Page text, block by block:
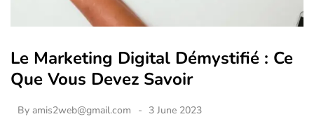
Le Marketing Digital Démystifié : Ce
Que Vous Devez Savoir
By amis2web@gmail.com 3 June 2023